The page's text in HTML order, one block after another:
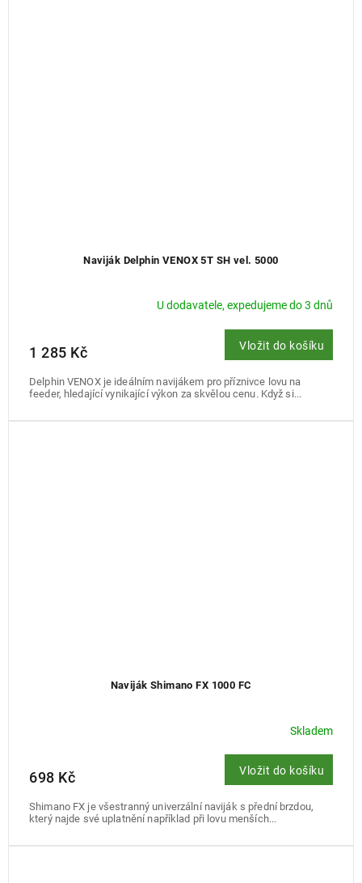
Naviják Delphin VENOX 5T SH vel. 5000
U dodavatele, expedujeme do 3 dnů
1 285 Kč Vložit do košíku
Delphin VENOX je ideálním navijákem pro příznivce lovu na
feeder, hledající vynikající výkon za skvělou cenu. Když si...
Naviják Shimano FX 1000 FC
Skladem
698 Kč Vložit do košíku
Shimano FX je všestranný univerzální naviják s přední brzdou,
který najde své uplatnění například při lovu menších...